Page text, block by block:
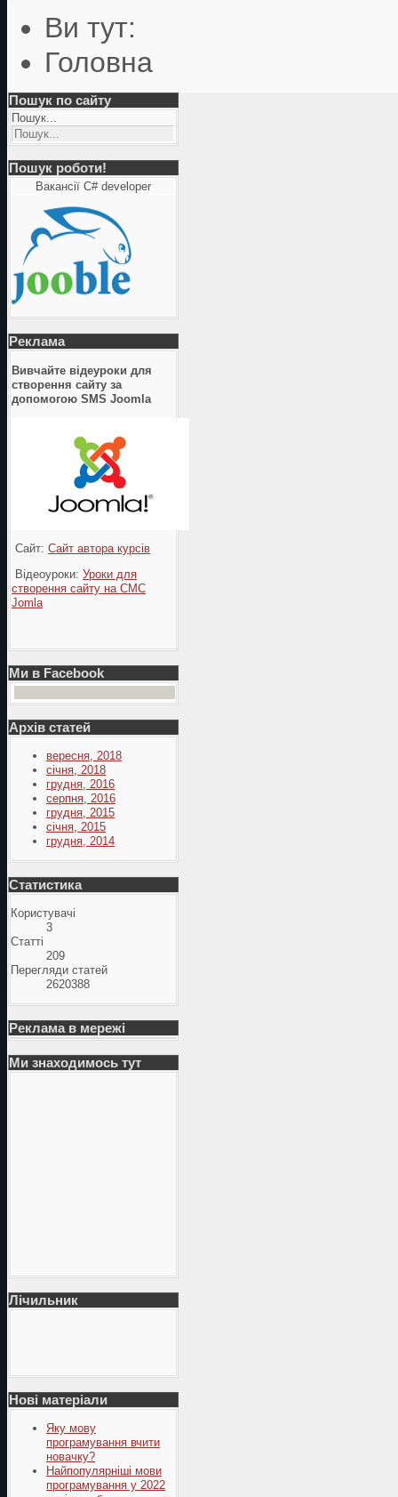
Ви тут:
Головна
Пошук по сайту
Пошук...
Пошук роботи!
Вакансії C# developer
Реклама
Вивчайте відеуроки для
створення сайту за
допомогою SMS Joomla
Сайт: Сайт автора курсів
Відеоуроки: Уроки для
створення сайту на СМС
Jomla
Ми в Facebook
Архів статей
вересня, 2018
січня, 2018
грудня, 2016
серпня, 2016
грудня, 2015
січня, 2015
грудня, 2014
Статистика
Користувачі
3
Статті
209
Перегляди статей
2620388
Реклама в мережі
Ми знаходимось тут
Лічильник
Нові матеріали
Яку мову
програмування вчити
новачку?
Найпопулярніші мови
програмування у 2022